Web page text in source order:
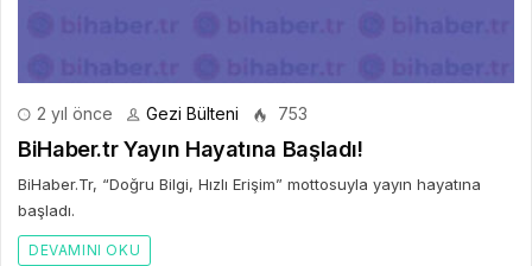
2 yıl önce Gezi Bülteni 753
BiHaber.tr Yayın Hayatına Başladı!
BiHaber.Tr, “Doğru Bilgi, Hızlı Erişim” mottosuyla yayın hayatına
başladı.
DEVAMINI OKU